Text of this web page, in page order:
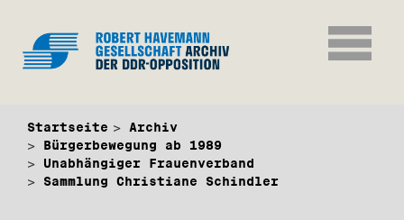
Startseite
Archiv
Bürgerbewegung ab 1989
Unabhängiger Frauenverband
Sammlung Christiane Schindler